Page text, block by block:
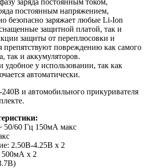
постоянным напряжением,
безопасно заряжает любые Li-Ion
защитной платой, так и
защиты от переплюсовки и
препятствуют повреждению как самого
так и аккумуляторов.
удобное у использовании, так как
автоматически.
240В и автомобильного прикуривателя
50/60 Гц 150мА макс
2.50В-4.25В x 2
500мА x 2